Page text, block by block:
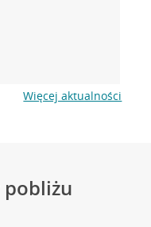
Więcej aktualności